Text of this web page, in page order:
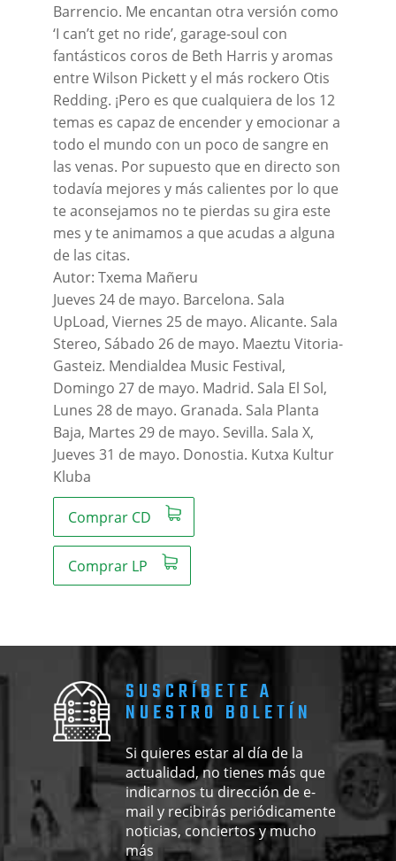
Barrencio. Me encantan otra versión como
‘I can’t get no ride’, garage-soul con
fantásticos coros de Beth Harris y aromas
entre Wilson Pickett y el más rockero Otis
Redding. ¡Pero es que cualquiera de los 12
temas es capaz de encender y emocionar a
todo el mundo con un poco de sangre en
las venas. Por supuesto que en directo son
todavía mejores y más calientes por lo que
te aconsejamos no te pierdas su gira este
mes y te animamos a que acudas a alguna
de las citas.
Autor: Txema Mañeru
Jueves 24 de mayo. Barcelona. Sala
UpLoad, Viernes 25 de mayo. Alicante. Sala
Stereo, Sábado 26 de mayo. Maeztu Vitoria-
Gasteiz. Mendialdea Music Festival,
Domingo 27 de mayo. Madrid. Sala El Sol,
Lunes 28 de mayo. Granada. Sala Planta
Baja, Martes 29 de mayo. Sevilla. Sala X,
Jueves 31 de mayo. Donostia. Kutxa Kultur
Kluba
Comprar CD
Comprar LP
SUSCRÍBETE A
NUESTRO BOLETÍN
Si quieres estar al día de la
actualidad, no tienes más que
indicarnos tu dirección de e-
mail y recibirás periódicamente
noticias, conciertos y mucho
más